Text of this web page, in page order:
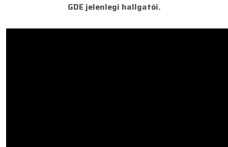
GDE jelenlegi hallgatói.